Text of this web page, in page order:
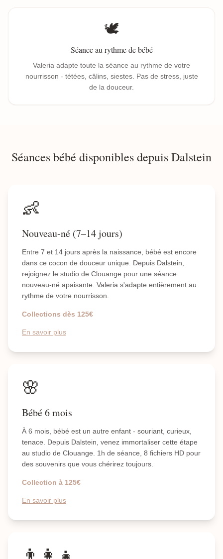
🕊️
Séance au rythme de bébé
Valeria adapte toute la séance au rythme de votre
nourrisson - tétées, câlins, siestes. Pas de stress, juste
de la douceur.
Séances bébé disponibles depuis Dalstein
👶
Nouveau-né (7–14 jours)
Entre 7 et 14 jours après la naissance, bébé est encore
dans ce cocon de douceur unique. Depuis Dalstein,
rejoignez le studio de Clouange pour une séance
nouveau-né apaisante. Valeria s'adapte entièrement au
rythme de votre nourrisson.
Collections dès 125€
En savoir plus
🌸
Bébé 6 mois
À 6 mois, bébé est un autre enfant - souriant, curieux,
tenace. Depuis Dalstein, venez immortaliser cette étape
au studio de Clouange. 1h de séance, 8 fichiers HD pour
des souvenirs que vous chérirez toujours.
Collection à 125€
En savoir plus